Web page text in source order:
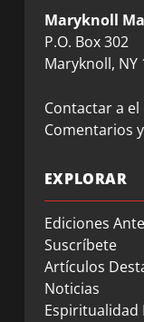
Maryknoll
P.O. Box 302
Maryknoll, NY
Contactar a
Comentarios
EXPLORAR
Ediciones
Suscríbete
Artículos
Noticias
Espiritualidad